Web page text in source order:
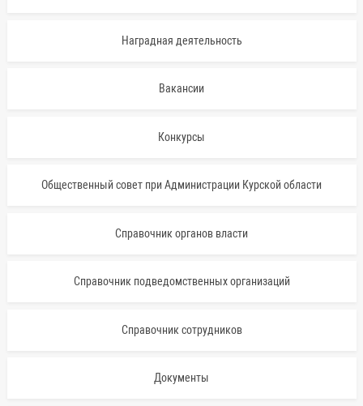
Наградная деятельность
Вакансии
Конкурсы
Общественный совет при Администрации Курской области
Справочник органов власти
Справочник подведомственных организаций
Справочник сотрудников
Документы